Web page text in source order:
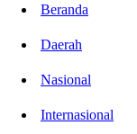
Beranda
Daerah
Nasional
Internasional